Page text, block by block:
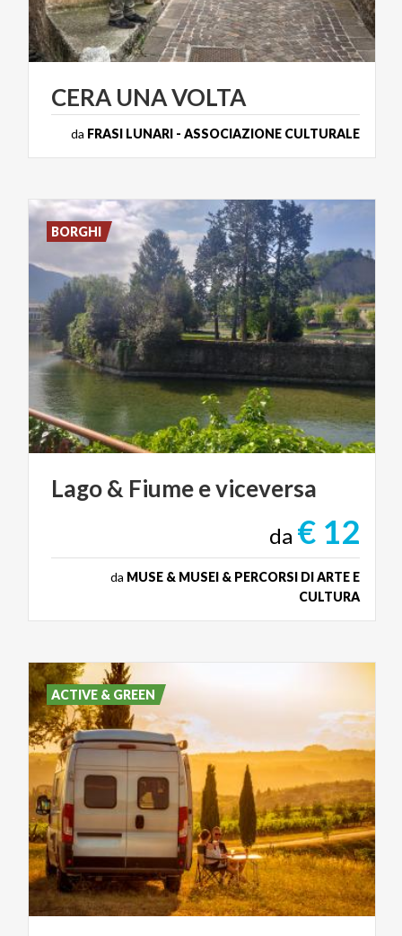
CERA UNAVOLTA
da FRASI LUNARI - ASSOCIAZIONE CULTURALE
Lago& Fiumeeviceversa
da € 12
da MUSE & MUSEI & PERCORSI DI ARTE E
CULTURA
BORGHI
ACTIVE & GREEN